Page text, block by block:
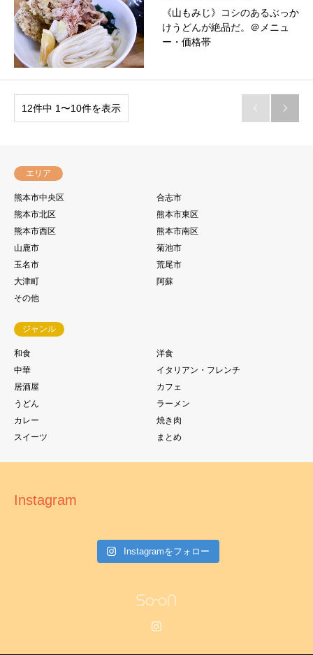
《山もみじ》コシのあるぶっか
けうどんが絶品だ。＠メニュ
ー・価格帯
12件中 1〜10件を表示  
エリア
熊本市中央区
合志市
熊本市北区
熊本市東区
熊本市西区
熊本市南区
山鹿市
菊池市
玉名市
荒尾市
大津町
阿蘇
その他
ジャンル
和食
洋食
中華
イタリアン・フレンチ
居酒屋
カフェ
うどん
ラーメン
カレー
焼き肉
スイーツ
まとめ
Instagram
Instagramをフォロー